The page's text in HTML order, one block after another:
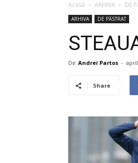
Acasă ARHIVA DE
ARHIVA DE PĂSTRAT
De Andrei Partos -
Share